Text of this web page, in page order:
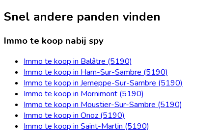
Snel andere panden vinden
Immo te koop nabij spy
Immo te koop in Balâtre (5190)
Immo te koop in Ham-Sur-Sambre (5190)
Immo te koop in Jemeppe-Sur-Sambre (5190)
Immo te koop in Mornimont (5190)
Immo te koop in Moustier-Sur-Sambre (5190)
Immo te koop in Onoz (5190)
Immo te koop in Saint-Martin (5190)